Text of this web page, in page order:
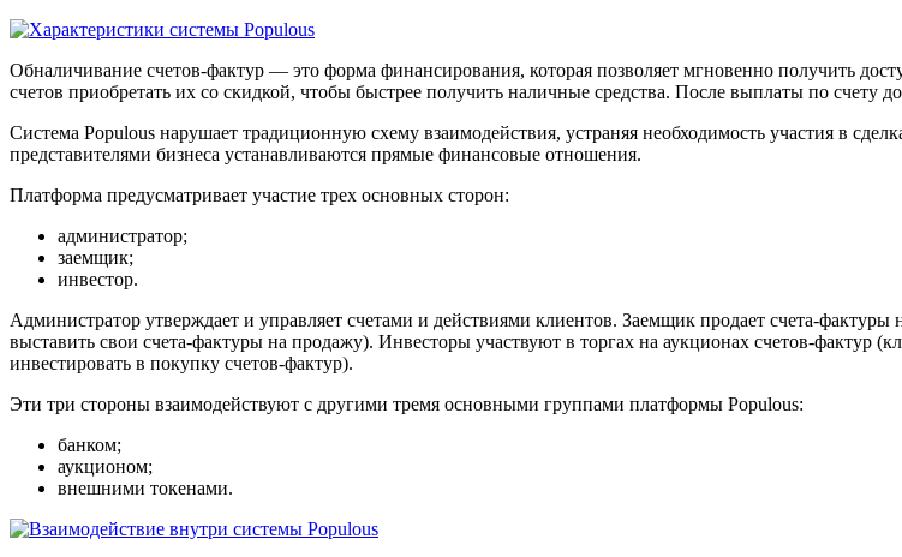
Обналичивание счетов-фактур — это форма финансирования, которая позволяет мгновенно получить
счетов приобретать их со скидкой, чтобы быстрее получить наличные средства. После выплаты по счету
Система Populous нарушает традиционную схему взаимодействия, устраняя необходимость участия в
представителями бизнеса устанавливаются прямые финансовые отношения.
Платформа предусматривает участие трех основных сторон:
администратор;
заемщик;
инвестор.
Администратор утверждает и управляет счетами и действиями клиентов. Заемщик продает счета-фактуры
выставить свои счета-фактуры на продажу). Инвесторы участвуют в торгах на аукционах счетов-фактур
инвестировать в покупку счетов-фактур).
Эти три стороны взаимодействуют с другими тремя основными группами платформы Populous:
банком;
аукционом;
внешними токенами.